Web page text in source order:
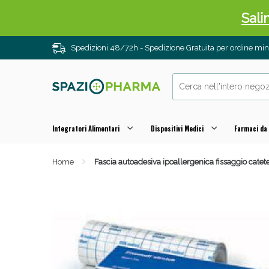
Spedizioni 48/72h - Spedizione Gratuita per ordine
Integratori Alimentari Dispositivi Medici Farmaci
Home Fascia autoadesiva ipoallergenica fissaggio